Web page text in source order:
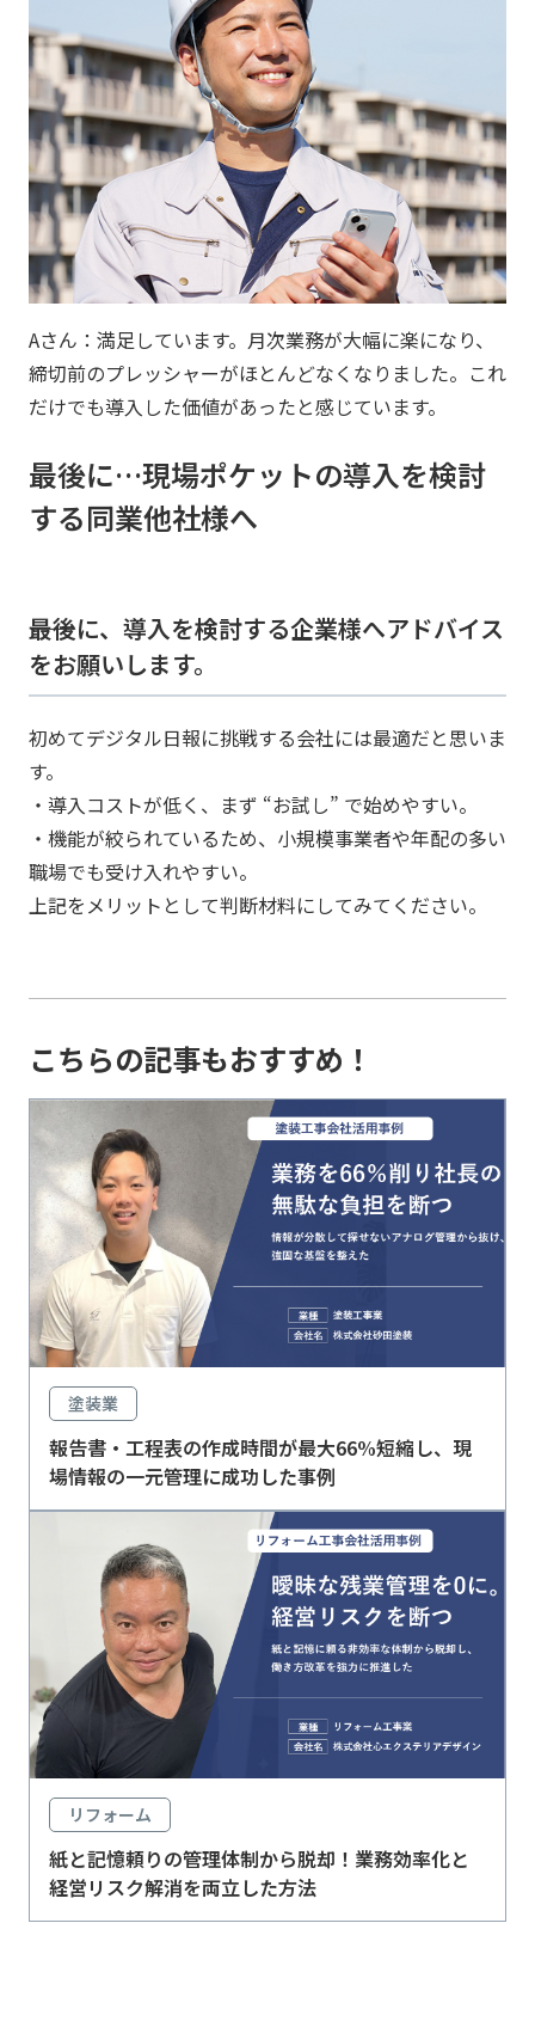
Aさん：満足しています。月次業務が大幅に楽になり、
締切前のプレッシャーがほとんどなくなりました。これ
だけでも導入した価値があったと感じています。
最後に…現場ポケットの導入を検討
する同業他社様へ
――最後に、導入を検討する企業様へアドバイス
をお願いします。
初めてデジタル日報に挑戦する会社には最適だと思いま
す。
・導入コストが低く、まず “お試し” で始めやすい。
・機能が絞られているため、小規模事業者や年配の多い
職場でも受け入れやすい。
上記をメリットとして判断材料にしてみてください。
こちらの記事もおすすめ！
塗装業
報告書・工程表の作成時間が最大66%短縮し、現
場情報の一元管理に成功した事例
リフォーム
紙と記憶頼りの管理体制から脱却！業務効率化と
経営リスク解消を両立した方法